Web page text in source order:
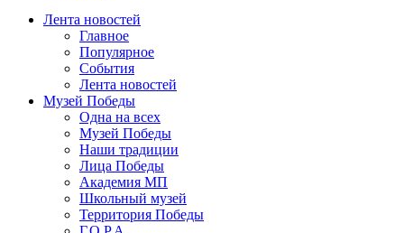
Лента новостей
Главное
Популярное
События
Лента новостей
Музей Победы
Одна на всех
Музей Победы
Наши традиции
Лица Победы
Академия МП
Школьный музей
Территория Победы